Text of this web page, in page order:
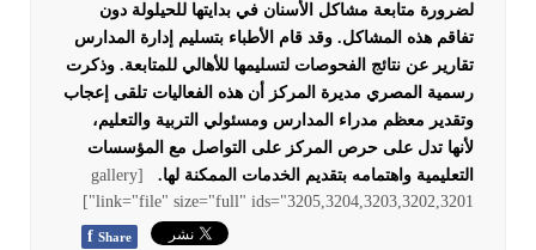
لضرورة متابعة مشاكل الأسنان في بدايتها للحيلولة دون
تفاقم هذه المشاكل. وقد قام الأطباء بتسليم إدارة المدارس
تقارير عن نتائج الفحوصات لتسليمها للأهالي للمتابعة. وذكرت
رسمية المصري مديرة المركز أن هذه الفعاليات تلقى إعجاب
وتقدير معظم مدراء المدارس ومسئولي التربية والتعليم،
لأنها تدل على حرص المركز على التواصل مع المؤسسات
التعليمية واهتمامه بتقديم الخدمات الممكنة لها.
[gallery
link="file" size="full" ids="3205,3204,3203,3202,3201"]
f Share